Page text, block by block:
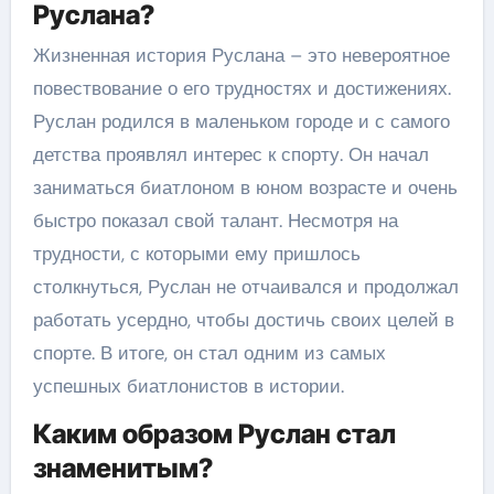
Руслана?
Жизненная история Руслана – это невероятное
повествование о его трудностях и достижениях.
Руслан родился в маленьком городе и с самого
детства проявлял интерес к спорту. Он начал
заниматься биатлоном в юном возрасте и очень
быстро показал свой талант. Несмотря на
трудности, с которыми ему пришлось
столкнуться, Руслан не отчаивался и продолжал
работать усердно, чтобы достичь своих целей в
спорте. В итоге, он стал одним из самых
успешных биатлонистов в истории.
Каким образом Руслан стал
знаменитым?